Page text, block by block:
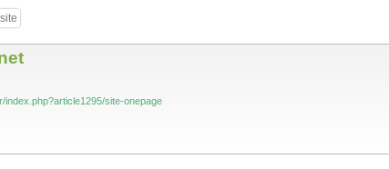
site
index.php?article1295/site-onepage